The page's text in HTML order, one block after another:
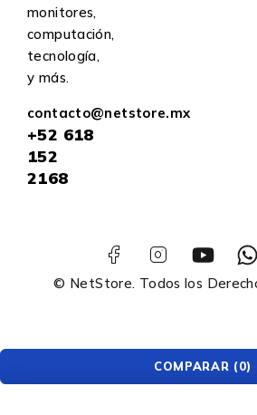
monitores,
computación,
tecnología,
y más.
contacto@netstore.mx
+52 618
152
2168
© NetStore. Todos los
COMPARAR (0)